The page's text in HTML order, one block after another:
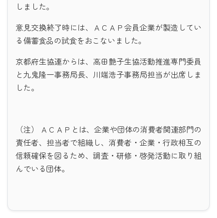
しました。
意見交換終了時には、ＡＣＡＰ会員企業が製造してい
る備蓄食品の試食をおこないました。
京都府生協連からは、高田艶子生協活動推進専門委員
と九鬼隆一事務局長、川端浩子事務局担当が出席しま
した。
（注） ＡＣＡＰとは、企業や団体の消費者関連部門の
責任者、担当者で組織し、消費者・企業・行政相互の
信頼確保を図るため、調査・研修・啓発活動に取り組
んでいる団体。